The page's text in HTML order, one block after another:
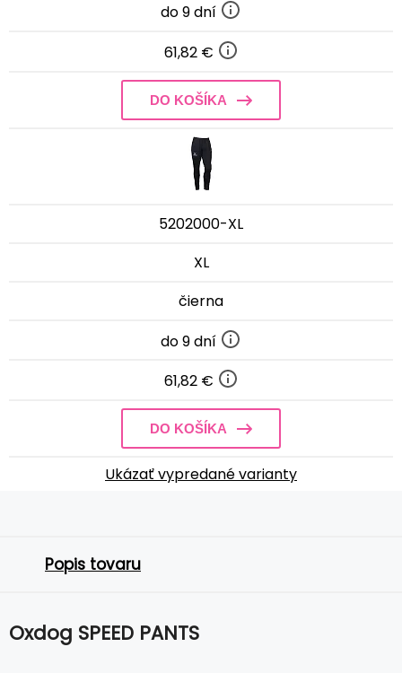
do 9 dní
61,82 €
DO KOŠÍKA
5202000-XL
XL
čierna
do 9 dní
61,82 €
DO KOŠÍKA
Ukázať vypredané varianty
Popis tovaru
Oxdog SPEED PANTS